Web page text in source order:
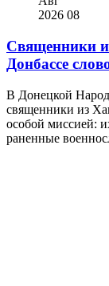
2026 08
Священники
Донбассе
В Донецкой
священники из
особой миссией:
раненные